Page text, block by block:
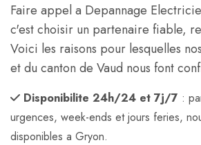
Faire appel a Depannage
c'est choisir un partenaire fiable,
Voici les raisons pour lesquelles
et du canton de Vaud nous font
Disponibilite 24h/24 et 7j/7 :
urgences, week-ends et jours feries,
disponibles a Gryon.